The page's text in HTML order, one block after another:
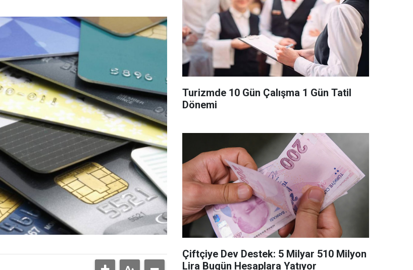
Turizmde 10 Gün Çalışma 1 Gün Tatil
Dönemi
Çiftçiye Dev Destek: 5 Milyar 510 Milyon
Lira Bugün Hesaplara Yatıyor